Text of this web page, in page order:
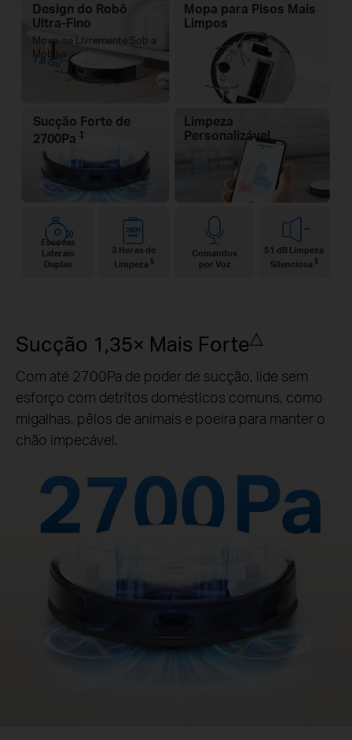
Design do Robô
Ultra-Fino
Move-se Livremente Sob a
Mobília
7.8 cm
Mopa para Pisos Mais
Limpos
Sucção Forte de
2700Pa ‡
Limpeza
Personalizável
Escovas
Laterais
Duplas
3 Horas de
Limpeza §
Comandos
por Voz
51 dB Limpeza
Silenciosa §
Sucção 1,35× Mais Forte△
Com até 2700Pa de poder de sucção, lide sem
esforço com detritos domésticos comuns, como
migalhas, pêlos de animais e poeira para manter o
chão impecável.